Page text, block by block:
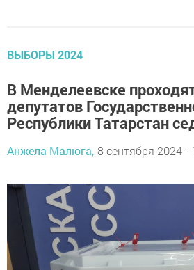
ВЫБОРЫ 2024
В Менделеевске
депутатов
Республики Татарстан
Анжела Малюга, 8 сентября 2024 -